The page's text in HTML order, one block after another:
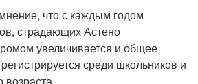
что с каждым годом
страдающих Астено
увеличивается и общее
среди школьников и
возраста.